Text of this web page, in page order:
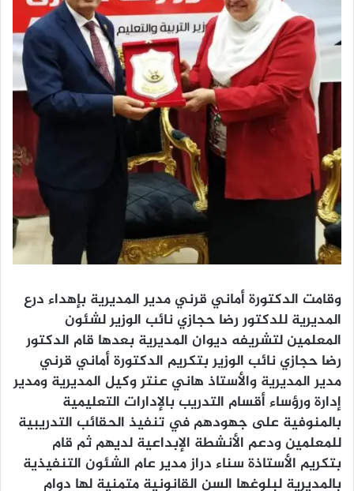
وقامت الدكتورة أماني قرني مدير المديرية بإهداء درع
المديرية للدكتور رضا حجازي نائب الوزير لشئون
المعلمين لتشريفه ديوان المديرية بعدها قام الدكتور
رضا حجازي نائب الوزير بتكريم الدكتورة أماني قرني
مدير المديرية والأستاذ هاني عنتر وكيل المديرية ومدير
إدارة ورؤساء أقسام التدريب بالإدارات التعليمية
بالمنوفية على جهودهم في تنفيذ الحقائب التدريبية
للمعلمين ودعم الأنشطة الإبداعية لديهم ثم قام
بتكريم الأستاذة سناء دراز مدير عام الشئون التنفيذية
بالمديرية لبلوغها السن القانونية متمنية لها دوام